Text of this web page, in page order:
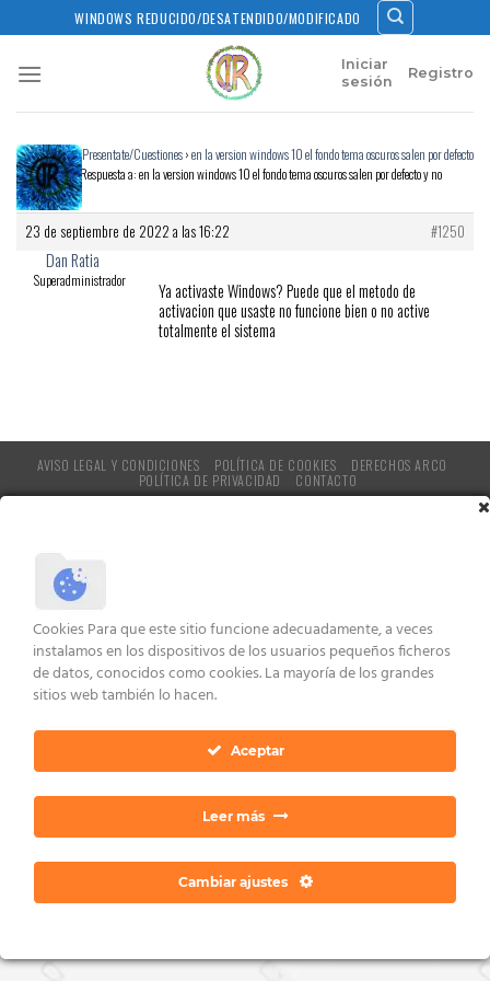
to
content
WINDOWS REDUCIDO/DESATENDIDO/MODIFICADO
Iniciar
sesión
Registro
Inicio›Foros›Presentate/Cuestiones›en la version windows 10 el fondo tema oscuros salen por defecto
y no cambia›Respuesta a: en la version windows 10 el fondo tema oscuros salen por defecto y no
cambia
23 de septiembre de 2022 a las 16:22 #1250
Dan Ratia
Superadministrador
Ya activaste Windows? Puede que el metodo de
activacion que usaste no funcione bien o no active
totalmente el sistema
AVISO LEGAL Y CONDICIONES POLÍTICA DE COOKIES DERECHOS ARCO
POLÍTICA DE PRIVACIDAD CONTACTO
Cookies Para que este sitio funcione adecuadamente, a veces
instalamos en los dispositivos de los usuarios pequeños ficheros
de datos, conocidos como cookies. La mayoría de los grandes
sitios web también lo hacen.
Aceptar
Leer más
Cambiar ajustes